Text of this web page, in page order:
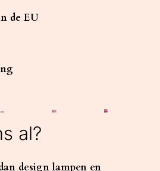
de EU
al?
design lampen en